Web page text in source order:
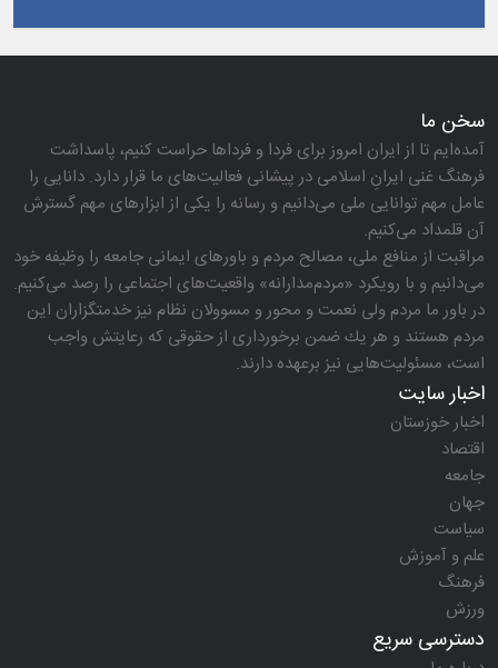
سخن ما
آمده‌ایم تا از ایران امروز برای فردا و فرداها حراست كنیم، پاسداشت
فرهنگ غنی ایرانِ اسلامی در پیشانی فعالیت‌های ما قرار دارد. دانایی را
عامل مهم توانایی ملی می‌دانیم و رسانه را یكی از ابزارهای مهم گسترش
آن قلمداد می‌كنیم.
مراقبت از منافع ملی، مصالح مردم و باورهای ایمانی جامعه را وظیفه خود
می‌دانیم و با رویكرد «مردم‌مدارانه‌» واقعیت‌های اجتماعی را رصد می‌كنیم.
در باور ما مردم ولی نعمت و محور و مسوولان نظام نیز خدمتگزاران این
مردم هستند و هر یك ضمن برخورداری از حقوقی كه رعایتش واجب
است، مسئولیت‌هایی نیز برعهده دارند.
اخبار سایت
اخبار خوزستان
اقتصاد
جامعه
جهان
سیاست
علم و آموزش
فرهنگ
ورزش
دسترسی سریع